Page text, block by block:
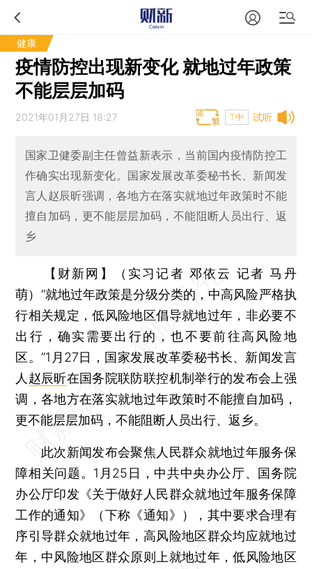
健康
疫情防控出现新变化 就地过年政策
不能层层加码
试听
2021年01月27日 18:27 T中
国家卫健委副主任曾益新表示，当前国内疫情防控工
作确实出现新变化。国家发展改革委秘书长、新闻发
言人赵辰昕强调，各地方在落实就地过年政策时不能
擅自加码，更不能层层加码，不能阻断人员出行、返
乡
【财新网】（实习记者 邓依云 记者 马丹
萌） “就地过年政策是分级分类的，中高风险严格执
行相关规定，低风险地区倡导就地过年，非必要不
出行，确实需要出行的，也不要前往高风险地
区。”1月27日，国家发展改革委秘书长、新闻发言
人 赵辰昕在国务院联防联控机制举行的发布会上强
调，各地方在落实就地过年政策时不能擅自加码，
更不能层层加码，不能阻断人员出行、返乡。
此次新闻发布会聚焦人民群众就地过年服务保
障相关问题。1月25日，中共中央办公厅、国务院
办公厅印发《关于做好人民群众就地过年服务保障
工作的通知》（下称《通知》），其中要求合理有
序引导群众就地过年，高风险地区群众均应就地过
年，中风险地区群众原则上就地过年，低风险地区